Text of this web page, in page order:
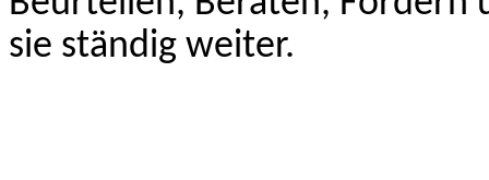
sie ständig weiter.